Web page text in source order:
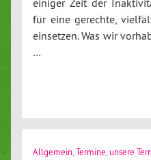
einiger Zeit der
für eine gerechte,
einsetzen. Was wir
…
Allgemein,Termine,unsere